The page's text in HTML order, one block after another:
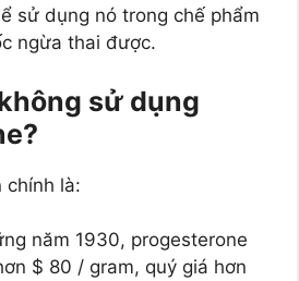
sử dụng nó trong chế phẩm
ngừa thai được.
sử dụng
chính là:
năm 1930, progesterone
$ 80 / gram, quý giá hơn